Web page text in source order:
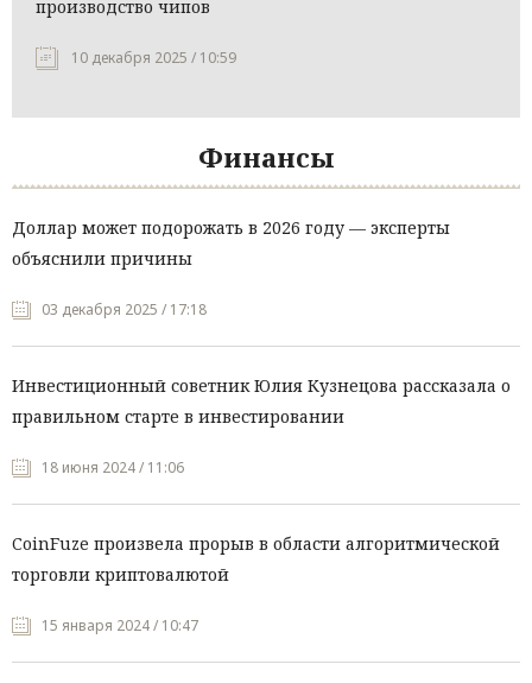
производство чипов
10 декабря 2025 / 10:59
Финансы
Доллар может подорожать в 2026 году — эксперты
объяснили причины
03 декабря 2025 / 17:18
Инвестиционный советник Юлия Кузнецова рассказала о
правильном старте в инвестировании
18 июня 2024 / 11:06
CoinFuze произвела прорыв в области алгоритмической
торговли криптовалютой
15 января 2024 / 10:47